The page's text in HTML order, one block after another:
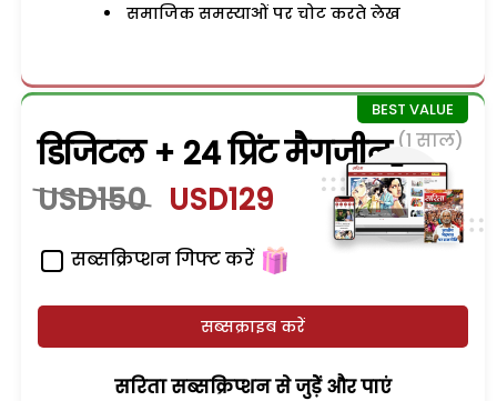
समाजिक समस्याओं पर चोट करते लेख
डिजिटल + 24 प्रिंट मैगजीन (1 साल)
USD150 USD129
सब्सक्रिप्शन गिफ्ट करें
सब्सक्राइब करें
सरिता सब्सक्रिप्शन से जुड़ेें और पाएं